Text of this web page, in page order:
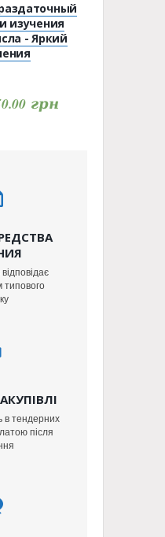
изучения
- Яркий
грн
типового
в тендерних
після